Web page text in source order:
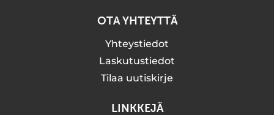
OTA YHTEYTTÄ
Yhteystiedot
Laskutustiedot
Tilaa uutiskirje
LINKKEJÄ